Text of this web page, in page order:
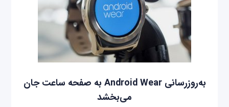
به‌روزرسانی Android Wear به صفحه ساعت جان
می‌بخشد